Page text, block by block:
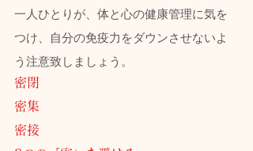
一人ひとりが、体と心の健康管理に気を
つけ、自分の免疫力をダウンさせないよ
う注意致しましょう。
密閉
密集
密接